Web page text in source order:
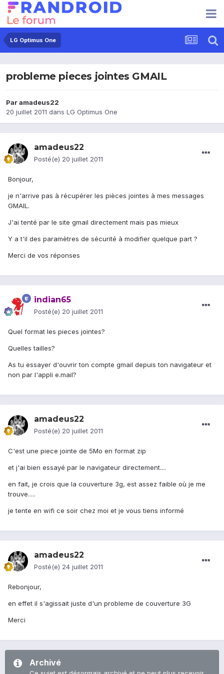
LG Optimus One
probleme pieces jointes GMAIL
Paramadeus22
20 juillet 2011 dans LG Optimus One
amadeus22
Posté(e) 20 juillet 2011
Bonjour,
je n'arrive pas à récupérer les pièces jointes à mes messages
GMAIL.
J'ai tenté par le site gmail directement mais pas mieux
Y a t'il des paramètres de sécurité à modifier quelque part ?
Merci de vos réponses
indian65
Posté(e) 20 juillet 2011
Quel format les pieces jointes?
Quelles tailles?
As tu essayer d'ouvrir ton compte gmail depuis ton navigateur et
non par l'appli e.mail?
amadeus22
Posté(e) 20 juillet 2011
C'est une piece jointe de 5Mo en format zip
et j'ai bien essayé par le navigateur directement....
en fait, je crois que la couverture 3g, est assez faible où je me
trouve.....
je tente en wifi ce soir chez moi et je vous tiens informé
amadeus22
Posté(e) 24 juillet 2011
Rebonjour,
en effet il s'agissait juste d'un probleme de couverture 3G
Merci
Archivé